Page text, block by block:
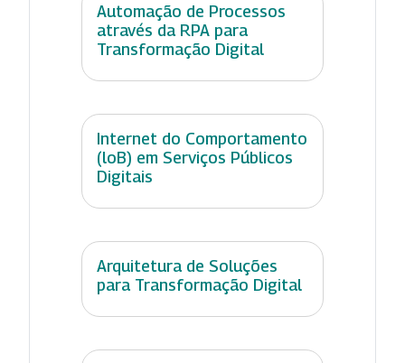
Automação de Processos
através da RPA para
Transformação Digital
Internet do Comportamento
(loB) em Serviços Públicos
Digitais
Arquitetura de Soluções
para Transformação Digital